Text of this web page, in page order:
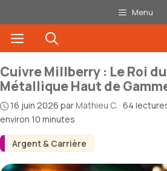
au
contenu
Menu
Menu
Argent & Carrière
Cuivre Millberry : Le Roi
Métallique Haut de
16 juin 2026 par Mathieu C. · 64
environ 10 minutes